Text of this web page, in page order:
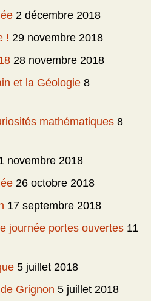
2 décembre 2018
! 29 novembre 2018
28 novembre 2018
et la Géologie 8
mathématiques 8
novembre 2018
26 octobre 2018
17 septembre 2018
journée portes ouvertes 11
5 juillet 2018
Grignon 5 juillet 2018